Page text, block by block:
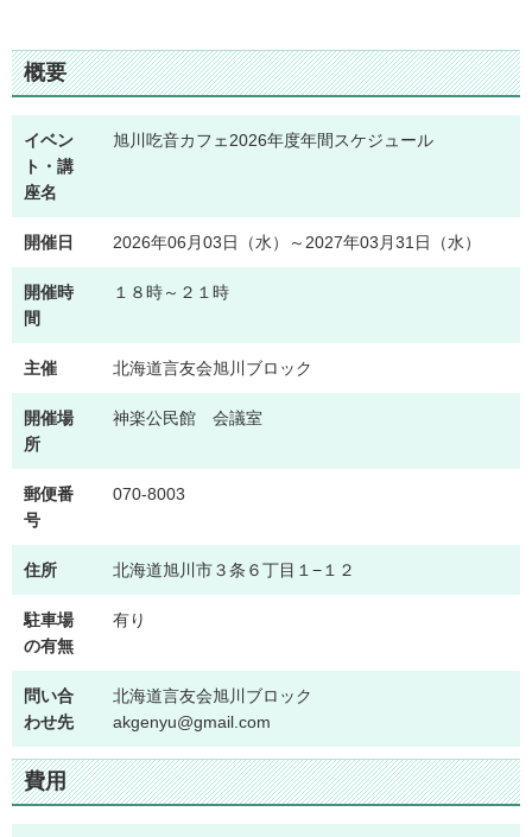
概要
イベン
ト・講
座名
旭川吃音カフェ2026年度年間スケジュール
開催日 2026年06月03日（水）～2027年03月31日（水）
開催時
間
１８時～２１時
主催 北海道言友会旭川ブロック
開催場
所
神楽公民館 会議室
郵便番
号
070-8003
住所 北海道旭川市３条６丁目１−１２
駐車場
の有無
有り
問い合
わせ先
北海道言友会旭川ブロック
akgenyu@gmail.com
費用